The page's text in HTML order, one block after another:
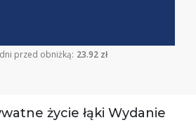
przed obniżką: 23.92 zł
życie łąki Wydanie